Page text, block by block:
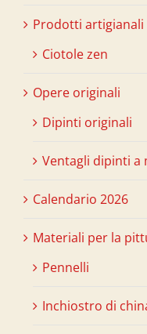
Prodotti artigianali
Ciotole zen
Opere originali
Dipinti originali
Ventagli dipinti a
Calendario 2026
Materiali per la
Pennelli
Inchiostro di